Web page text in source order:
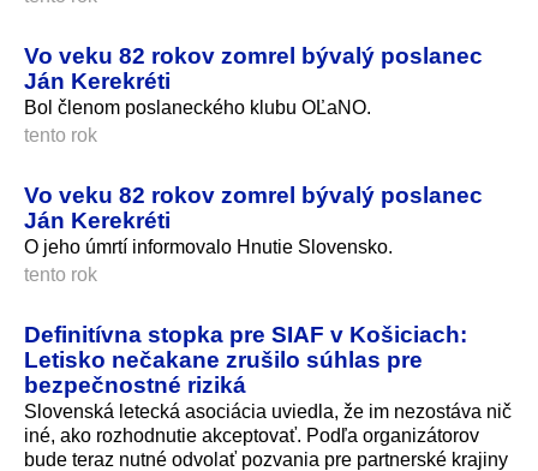
Vo veku 82 rokov zomrel bývalý poslanec
Ján Kerekréti
Bol členom poslaneckého klubu OĽaNO.
tento rok
Vo veku 82 rokov zomrel bývalý poslanec
Ján Kerekréti
O jeho úmrtí informovalo Hnutie Slovensko.
tento rok
Definitívna stopka pre SIAF v Košiciach:
Letisko nečakane zrušilo súhlas pre
bezpečnostné riziká
Slovenská letecká asociácia uviedla, že im nezostáva nič
iné, ako rozhodnutie akceptovať. Podľa organizátorov
bude teraz nutné odvolať pozvania pre partnerské krajiny